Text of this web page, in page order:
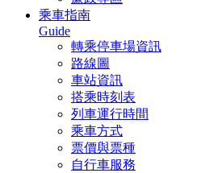
乘車指南
Guide
轉乘停車場資訊
路線圖
車站資訊
搭乘時刻表
列車運行時間
乘車方式
票價與票種
自行車服務